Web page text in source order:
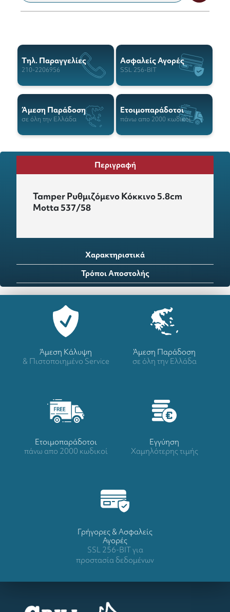
Tηλ. Παραγγελίες
210-2206956
Ασφαλείς Αγορές
SSL 256-BIT
Άμεση Παράδοση
σε όλη την Ελλάδα
Ετοιμοπαράδοτοι
πάνω απο 2000 κωδικοί
Περιγραφή
Tamper Ρυθμιζόμενο Κόκκινο 5.8cm
Motta 537/58
Χαρακτηριστικά
Τρόποι Αποστολής
Άμεση Κάλυψη
& Πιστοποιημένο Service
Άμεση Παράδοση
σε όλη την Ελλάδα
Ετοιμοπαράδοτοι
πάνω απο 2000 κωδικοί
Eγγύηση
Χαμηλότερης τιμής
Γρήγορες & Ασφαλείς
Αγορές
SSL 256-BIT για
προστασία δεδομένων